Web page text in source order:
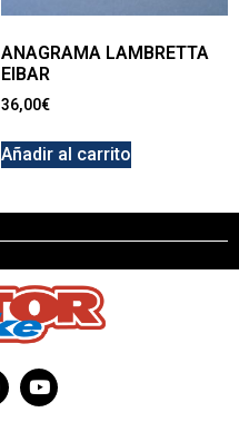
ANAGRAMA LAMBRETTA
EIBAR
36,00€
Añadir al carrito